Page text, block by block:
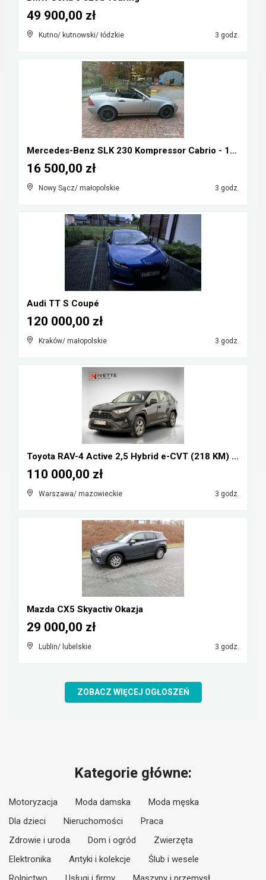
Kutno/ kutnowski/ łódzkie 3 godz.
49 900,00 zł
Mercedes-Benz SLK 230 Kompressor Cabrio - 1998r ka...
Nowy Sącz/ małopolskie 3 godz.
16 500,00 zł
Audi TT S Coupé
Kraków/ małopolskie 3 godz.
120 000,00 zł
Toyota RAV-4 Active 2,5 Hybrid e-CVT (218 KM) Salo...
Warszawa/ mazowieckie 3 godz.
110 000,00 zł
Mazda CX5 Skyactiv Okazja
Lublin/ lubelskie 3 godz.
29 000,00 zł
ZOBACZ WIĘCEJ OGŁOSZEŃ
Kategorie główne:
Motoryzacja Moda damska
Moda męska
Dla dzieci
Nieruchomości
Praca
Zdrowie i uroda
Dom i ogród
Zwierzęta
Elektronika
Antyki i kolekcje
Ślub i wesele